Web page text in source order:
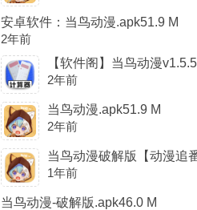
安卓软件：当鸟动漫.apk51.9 M
2年前
【软件阁】当鸟动漫
2年前
当鸟动漫.apk51.9 M
2年前
当鸟动漫破解版【动漫追
1年前
当鸟动漫-破解版.apk46.0 M